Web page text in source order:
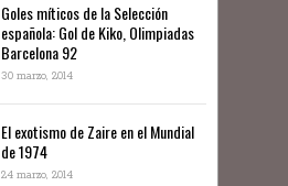
Goles míticos de la Selección
española: Gol de Kiko, Olimpiadas
Barcelona 92
30 marzo, 2014
El exotismo de Zaire en el Mundial
de 1974
24 marzo, 2014